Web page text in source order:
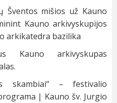
Šventos mišios už Kauno
Kauno arkivyskupijos
arkikatedra bazilika
Kauno arkivyskupas
skambiai“ – festivalio
| Kauno šv. Jurgio